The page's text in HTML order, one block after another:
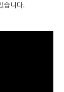
습니다.